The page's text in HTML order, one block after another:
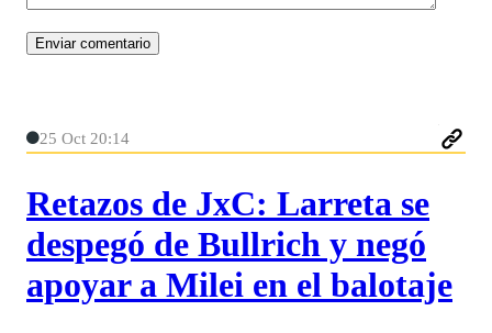
25 Oct 20:14
Retazos de JxC: Larreta se
despegó de Bullrich y negó
apoyar a Milei en el balotaje